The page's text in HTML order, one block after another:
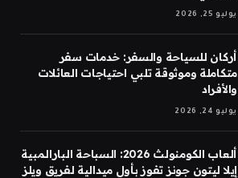
يوليو 25, 2026
أركان للسياحة والسفر: خدمات سفر
متكاملة وموثوقة تلبي احتياجات العائلات
والأفراد
يوليو 24, 2026
ألعاب الكومنولث 2026: السباحة البارالمبية
إيلا ليتون جونز تفوز بأول ميدالية لفريق ويلز